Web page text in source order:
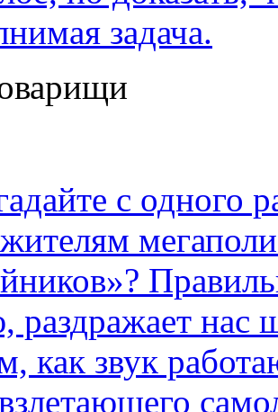
задача.
с одного
жителям
раздражает нас
как звук